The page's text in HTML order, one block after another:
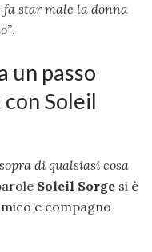
fa star male la donna
.
un passo
Soleil
di qualsiasi cosa
Soleil Sorge si è
e compagno